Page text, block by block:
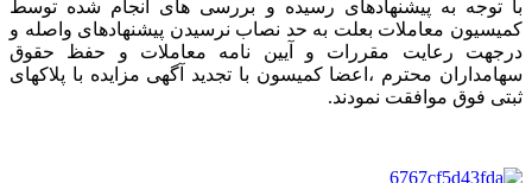
با توجه به پیشنهادهای رسیده و بررسی های انجام شده توسط
کمیسیون معاملات بعلت به حد نصاب نرسیدن پیشنهادهای واصله و
درجهت رعایت مقررات و آیین نامه معاملات و حفظ حقوق
سهامداران محترم ،اعضا کمیسون با تجدید آگهی مزایده با پلاکهای
ثبتی فوق موافقت نمودند.